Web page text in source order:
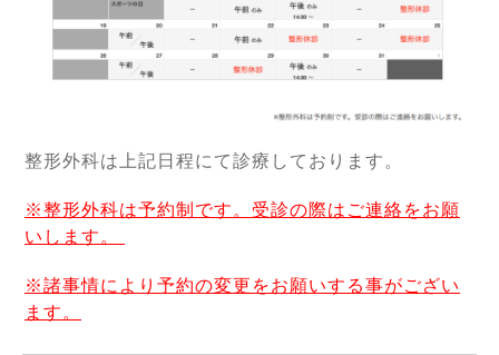
整形外科は上記日程にて診療しております。
※整形外科は予約制です。受診の際はご連絡をお願
いします。
※諸事情により予約の変更をお願いする事がござい
ます。